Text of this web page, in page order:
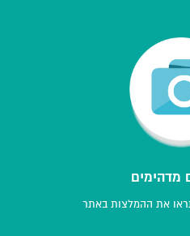
מדהימים
את ההמלצות באתר